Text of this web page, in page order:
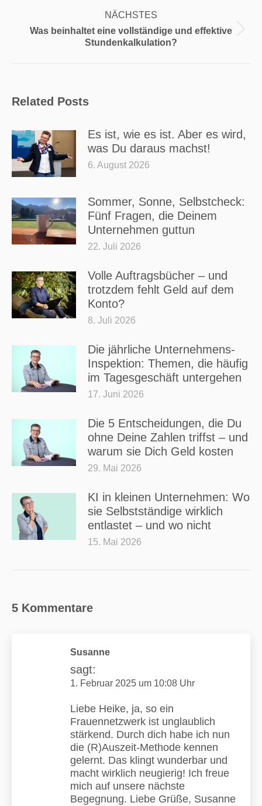
NÄCHSTES
Nächster
Beitrag:
Was beinhaltet eine vollständige und effektive
Stundenkalkulation?
Related Posts
Es ist, wie es ist. Aber es wird,
was Du daraus machst!
6. August 2026
Sommer, Sonne, Selbstcheck:
Fünf Fragen, die Deinem
Unternehmen guttun
22. Juli 2026
Volle Auftragsbücher – und
trotzdem fehlt Geld auf dem
Konto?
8. Juli 2026
Die jährliche Unternehmens-
Inspektion: Themen, die häufig
im Tagesgeschäft untergehen
17. Juni 2026
Die 5 Entscheidungen, die Du
ohne Deine Zahlen triffst – und
warum sie Dich Geld kosten
29. Mai 2026
KI in kleinen Unternehmen: Wo
sie Selbstständige wirklich
entlastet – und wo nicht
15. Mai 2026
5 Kommentare
Susanne
sagt:
1. Februar 2025 um 10:08 Uhr
Liebe Heike, ja, so ein
Frauennetzwerk ist unglaublich
stärkend. Durch dich habe ich nun
die (R)Auszeit-Methode kennen
gelernt. Das klingt wunderbar und
macht wirklich neugierig! Ich freue
mich auf unsere nächste
Begegnung. Liebe Grüße, Susanne